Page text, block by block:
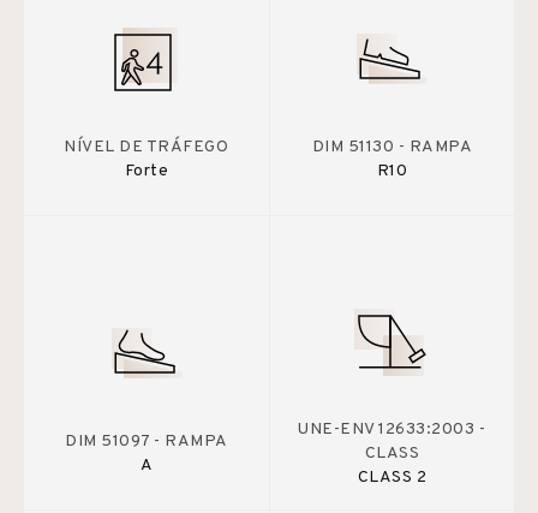
NÍVEL DE TRÁFEGO
Forte
DIM 51130 - RAMPA
R10
DIM 51097 - RAMPA
A
UNE-ENV 12633:2003 -
CLASS
CLASS 2